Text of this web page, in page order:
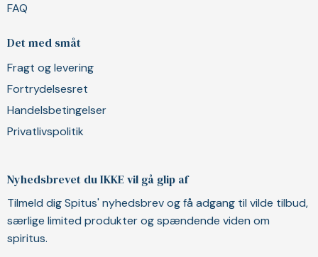
FAQ
Det med småt
Fragt og levering
Fortrydelsesret
Handelsbetingelser
Privatlivspolitik
Nyhedsbrevet du IKKE vil gå glip af
Tilmeld dig Spitus' nyhedsbrev og få adgang til vilde tilbud,
særlige limited produkter og spændende viden om
spiritus.